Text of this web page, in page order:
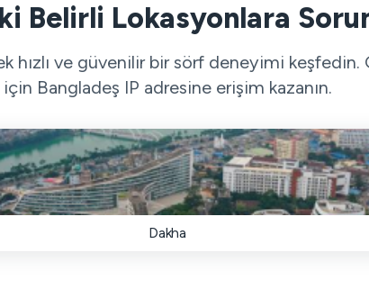
Belirli Lokasyonlara
ve güvenilir bir sörf deneyimi keşfedin.
için Bangladeş IP adresine erişim kazanın.
Dakha